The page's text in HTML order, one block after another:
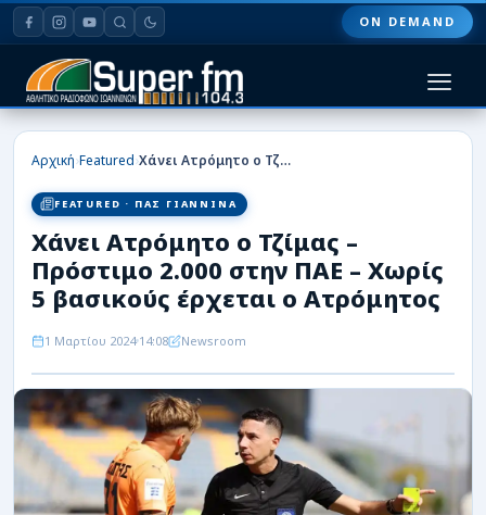
ON DEMAND
HOME
ΠΟΔΟΣΦΑΙΡΟ
ΜΠΑΣΚΕΤ
ΣΠΟΡ
ΕΙΔΗΣΕΙΣ
ΑΡΘΡΟΓΡΑΦΙΕΣ
ΡΟΗ
Αρχική›Featured› Χάνει Ατρόμητο ο Τζίμας – Πρόστιμο 2.000 στην ΠΑΕ – Χωρίς 5 βασικούς έρχεται ο Ατρόμητος
FEATURED · ΠΑΣ ΓΙΑΝΝΙΝΑ
Χάνει Ατρόμητο ο Τζίμας –
Πρόστιμο 2.000 στην ΠΑΕ – Χωρίς
5 βασικούς έρχεται ο Ατρόμητος
1 Μαρτίου 2024 14:08 Newsroom